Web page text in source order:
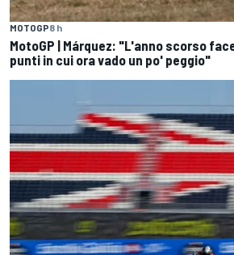
MOTOGP8 h
MotoGP | Márquez: "L'anno scorso
punti in cui ora vado un po' peggio"